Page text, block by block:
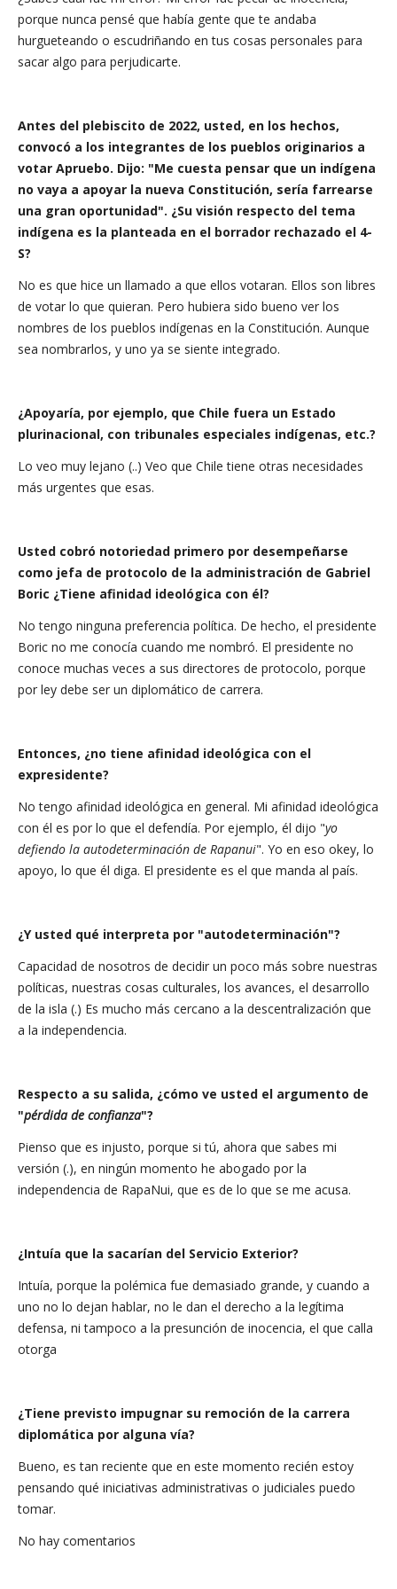
porque nunca pensé que había gente que te andaba
hurgueteando o escudriñando en tus cosas personales para
sacar algo para perjudicarte.
Antes del plebiscito de 2022, usted, en los hechos,
convocó a los integrantes de los pueblos originarios a
votar Apruebo. Dijo: "Me cuesta pensar que un indígena
no vaya a apoyar la nueva Constitución, sería farrearse
una gran oportunidad". ¿Su visión respecto del tema
indígena es la planteada en el borrador rechazado el 4-
S?
No es que hice un llamado a que ellos votaran. Ellos son libres
de votar lo que quieran. Pero hubiera sido bueno ver los
nombres de los pueblos indígenas en la Constitución. Aunque
sea nombrarlos, y uno ya se siente integrado.
¿Apoyaría, por ejemplo, que Chile fuera un Estado
plurinacional, con tribunales especiales indígenas, etc.?
Lo veo muy lejano (..) Veo que Chile tiene otras necesidades
más urgentes que esas.
Usted cobró notoriedad primero por desempeñarse
como jefa de protocolo de la administración de Gabriel
Boric ¿Tiene afinidad ideológica con él?
No tengo ninguna preferencia política. De hecho, el presidente
Boric no me conocía cuando me nombró. El presidente no
conoce muchas veces a sus directores de protocolo, porque
por ley debe ser un diplomático de carrera.
Entonces, ¿no tiene afinidad ideológica con el
expresidente?
No tengo afinidad ideológica en general. Mi afinidad ideológica
con él es por lo que el defendía. Por ejemplo, él dijo "yo
defiendo la autodeterminación de Rapanui". Yo en eso okey, lo
apoyo, lo que él diga. El presidente es el que manda al país.
¿Y usted qué interpreta por "autodeterminación"?
Capacidad de nosotros de decidir un poco más sobre nuestras
políticas, nuestras cosas culturales, los avances, el desarrollo
de la isla (.) Es mucho más cercano a la descentralización que
a la independencia.
Respecto a su salida, ¿cómo ve usted el argumento de
"pérdida de confianza"?
Pienso que es injusto, porque si tú, ahora que sabes mi
versión (.), en ningún momento he abogado por la
independencia de RapaNui, que es de lo que se me acusa.
¿Intuía que la sacarían del Servicio Exterior?
Intuía, porque la polémica fue demasiado grande, y cuando a
uno no lo dejan hablar, no le dan el derecho a la legítima
defensa, ni tampoco a la presunción de inocencia, el que calla
otorga
¿Tiene previsto impugnar su remoción de la carrera
diplomática por alguna vía?
Bueno, es tan reciente que en este momento recién estoy
pensando qué iniciativas administrativas o judiciales puedo
tomar.
No hay comentarios